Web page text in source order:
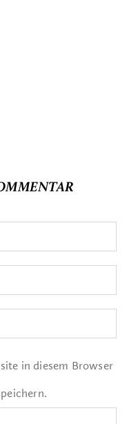
in diesem Browser